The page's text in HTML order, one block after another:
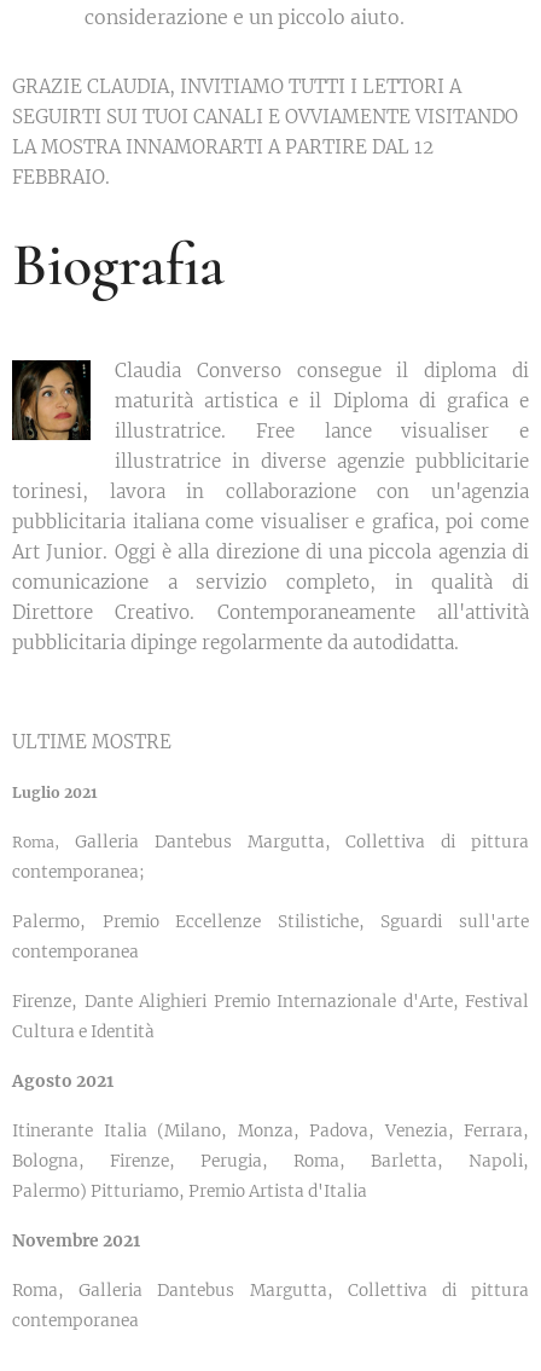
considerazione e un piccolo aiuto.
GRAZIE CLAUDIA, INVITIAMO TUTTI I LETTORI A
SEGUIRTI SUI TUOI CANALI E OVVIAMENTE VISITANDO
LA MOSTRA INNAMORARTI A PARTIRE DAL 12
FEBBRAIO.
Biografia
Claudia Converso consegue il diploma di
maturità artistica e il Diploma di grafica e
illustratrice. Free lance visualiser e
illustratrice in diverse agenzie pubblicitarie
torinesi, lavora in collaborazione con un'agenzia
pubblicitaria italiana come visualiser e grafica, poi come
Art Junior. Oggi è alla direzione di una piccola agenzia di
comunicazione a servizio completo, in qualità di
Direttore Creativo. Contemporaneamente all'attività
pubblicitaria dipinge regolarmente da autodidatta.
ULTIME MOSTRE
Luglio 2021
Roma, Galleria Dantebus Margutta, Collettiva di pittura
contemporanea;
Palermo, Premio Eccellenze Stilistiche, Sguardi sull'arte
contemporanea
Firenze, Dante Alighieri Premio Internazionale d'Arte, Festival
Cultura e Identità
Agosto 2021
Itinerante Italia (Milano, Monza, Padova, Venezia, Ferrara,
Bologna, Firenze, Perugia, Roma, Barletta, Napoli,
Palermo) Pitturiamo, Premio Artista d'Italia
Novembre 2021
Roma, Galleria Dantebus Margutta, Collettiva di pittura
contemporanea